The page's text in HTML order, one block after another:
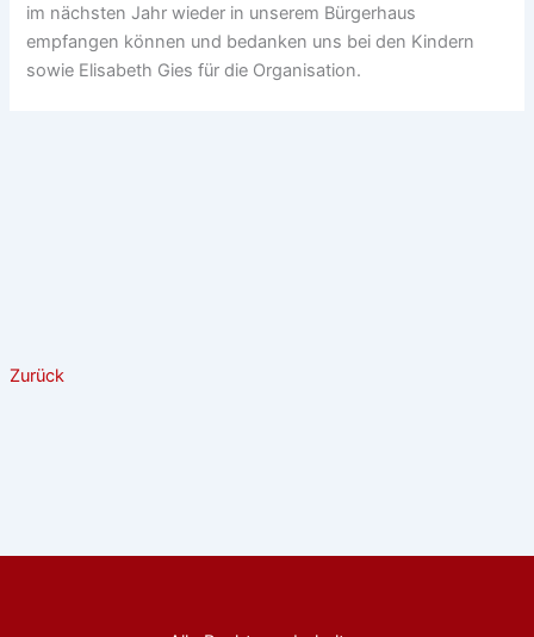
Zurück
im nächsten Jahr wieder in unserem Bürgerhaus
empfangen können und bedanken uns bei den Kindern
sowie Elisabeth Gies für die Organisation.